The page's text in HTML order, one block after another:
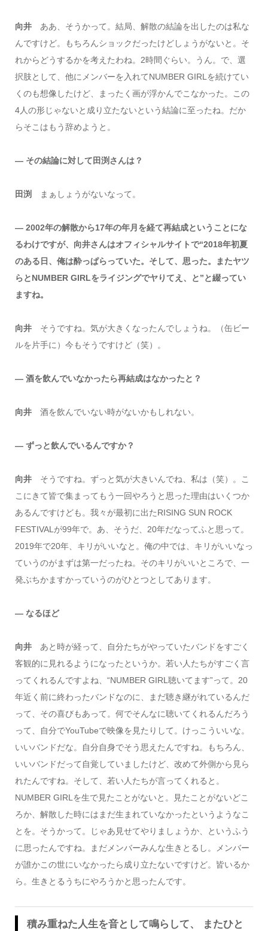
向井 ああ、そうかって。結局、解散の結論を出したのは私な
んですけど。もちろんショックだったけどしょうがないと。そ
れからどうするかを考えたわね。2時間ぐらい。うん。で、選
択肢として、他にメンバーを入れてNUMBER GIRLを続けてい
くのも想像したけど、まったく画が浮かんでこなかった。この
4人の形じゃないと成り立たないという結論に至ったね。だか
らそこはもう辞めようと。
― その結論に対して田渕さんは？
田渕 まぁしょうがないなって。
― 2002年の解散から17年の年月を経て再結成ということにな
るわけですが、向井さんはオフィシャルサイトで“2018年初夏
のある日、俺は酔っぱらっていた。そして、思った。またヤツ
らとNUMBER GIRLをライジングでヤりてえ、と”と綴ってい
ますね。
向井 そうですね。気が大きくなったんでしょうね。（缶ビー
ルを片手に）今もそうですけど（笑）。
― 酒を飲んでいなかったら再結成はなかったと？
向井 酒を飲んでいない時がないかもしれない。
― ずっと飲んでいるんですか？
向井 そうですね。ずっと気が大きいんでね、私は（笑）。こ
こにきて皆で集まってもう一回やろうと思った理由はいくつか
あるんですけども。我々が最初に出たRISING SUN ROCK
FESTIVALが99年で。あ、そうだ、20年だなってふと思って。
2019年で20年、キリがいいなと。俺の中では、キリがいいなっ
ていうのがまずは第一だったね。そのキリがいいところで、一
発ぶちかますかっていうのがひとつとしてあります。
― なるほど
向井 あと時が経って、自分たちがやっていたバンドをすごく
客観的に見れるようになったというか。若い人たちがすごく言
ってくれるんですよね、“NUMBER GIRL聴いてます”って。20
年近く前に終わったバンドなのに、まだ聴き継がれているんだ
って、その喜びもあって。何でそんなに聴いてくれるんだろう
って、自分でYouTubeで映像を見たりして。けっこういいな。
いいバンドだな。自分自身でそう思えたんですね。もちろん、
いいバンドだって自覚していましたけど、改めて外側から見ら
れたんですね。そして、若い人たちが言ってくれると。
NUMBER GIRLを生で見たことがないと。見たことがないどこ
ろか、解散した時にはまだ生まれていなかったというようなこ
とを。そうかって。じゃあ見せてやりましょうか、というふう
に思ったんですね。まだメンバーみんな生きとるし。メンバー
が誰かこの世にいなかったら成り立たないですけど。皆いるか
ら。生きとるうちにやろうかと思ったんです。
積み重ねた人生を音として鳴らして、 またひと